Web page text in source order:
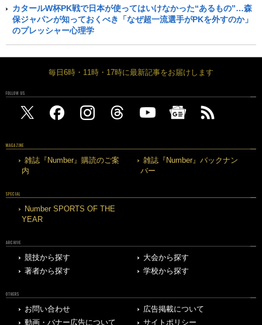
カタールW杯PK戦で日本が使ってはいけなかった“あるもの”…森
保ジャパンが知っておくべき「なぜ超一流選手がPKを外すのか」
のプレッシャー心理学
毎日6時・11時・17時に最新記事をお届けします
FOLLOW US
MAGAZINE
雑誌『Number』購読のご案
内
雑誌『Number』バックナン
バー
SPECIAL
Number SPORTS OF THE
YEAR
ARCHIVE
競技から探す
大会から探す
著者から探す
学校から探す
OTHERS
お問い合わせ
広告掲載について
動画・バナー広告について
サイトポリシー